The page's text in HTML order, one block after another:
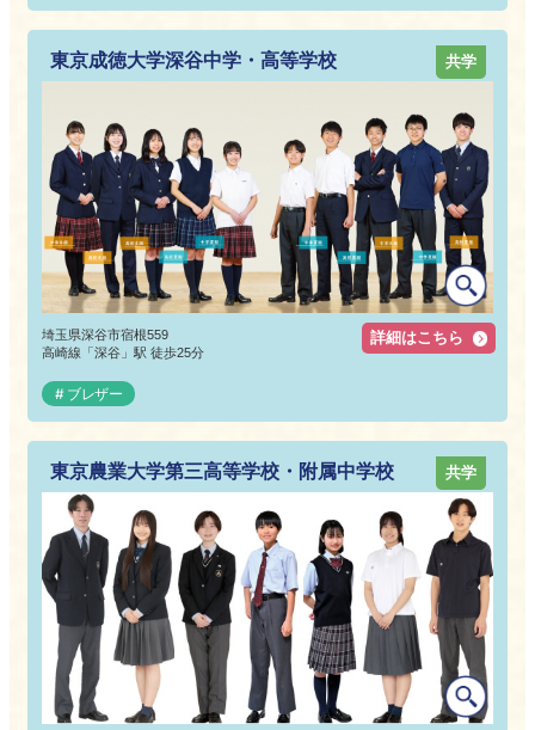
東京成徳大学深谷中学・高等学校
埼玉県深谷市宿根559
高崎線「深谷」駅 徒歩25分
ブレザー
共学
詳細はこちら
東京農業大学第三高等学校・附属中学校 共学